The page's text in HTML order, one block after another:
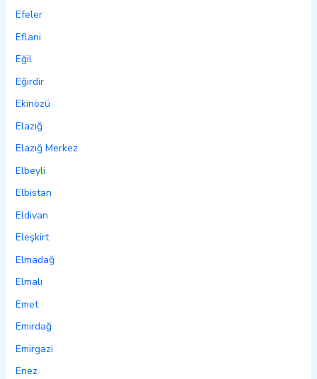
Efeler
Eflani
Eğil
Eğirdir
Ekinözü
Elazığ
Elazığ Merkez
Elbeyli
Elbistan
Eldivan
Eleşkirt
Elmadağ
Elmalı
Emet
Emirdağ
Emirgazi
Enez